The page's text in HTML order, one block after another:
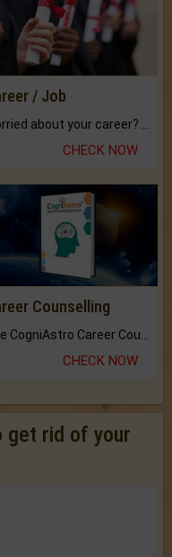
/ Job
CHECK NOW
Counselling
The CogniAstro Career Counselling Report is the most comprehensive report available on this topic.
CHECK NOW
get rid of your